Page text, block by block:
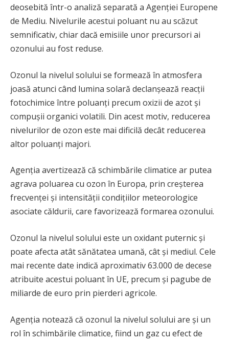
deosebită într-o analiză separată a Agenției Europene
de Mediu. Nivelurile acestui poluant nu au scăzut
semnificativ, chiar dacă emisiile unor precursori ai
ozonului au fost reduse.
Ozonul la nivelul solului se formează în atmosfera
joasă atunci când lumina solară declanșează reacții
fotochimice între poluanți precum oxizii de azot și
compușii organici volatili. Din acest motiv, reducerea
nivelurilor de ozon este mai dificilă decât reducerea
altor poluanți majori.
Agenția avertizează că schimbările climatice ar putea
agrava poluarea cu ozon în Europa, prin creșterea
frecvenței și intensității condițiilor meteorologice
asociate căldurii, care favorizează formarea ozonului.
Ozonul la nivelul solului este un oxidant puternic și
poate afecta atât sănătatea umană, cât și mediul. Cele
mai recente date indică aproximativ 63.000 de decese
atribuite acestui poluant în UE, precum și pagube de
miliarde de euro prin pierderi agricole.
Agenția notează că ozonul la nivelul solului are și un
rol în schimbările climatice, fiind un gaz cu efect de